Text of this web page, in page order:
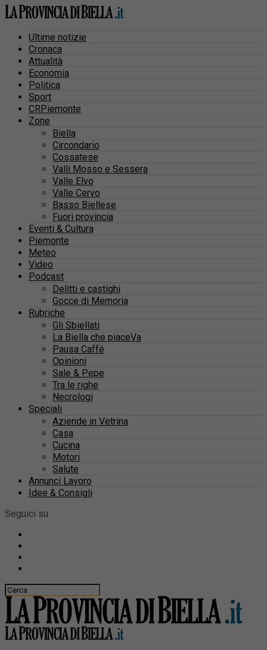
Ultime notizie
Cronaca
Attualità
Economia
Politica
Sport
CRPiemonte
Zone
Biella
Circondario
Cossatese
Valli Mosso e Sessera
Valle Elvo
Valle Cervo
Basso Biellese
Fuori provincia
Eventi & Cultura
Piemonte
Meteo
Video
Podcast
Delitti e castighi
Gocce di Memoria
Rubriche
Gli Sbiellati
La Biella che piaceVa
Pausa Caffè
Opinioni
Sale & Pepe
Tra le righe
Necrologi
Speciali
Aziende in Vetrina
Casa
Cucina
Motori
Salute
Annunci Lavoro
Idee & Consigli
Seguici su